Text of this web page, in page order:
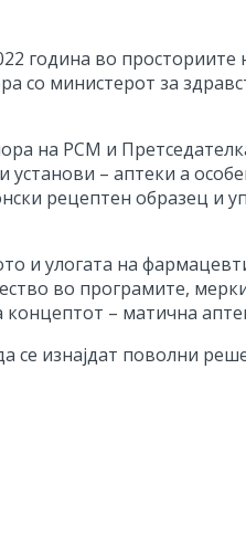
година во
со министерот за
на РСМ и
– аптеки а
рецептен образец и
и улогата на
во програмите,
концептот – матична
се изнајдат поволни